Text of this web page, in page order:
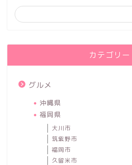
カテゴリー
グルメ
沖縄県
福岡県
大川市
筑紫野市
福岡市
久留米市